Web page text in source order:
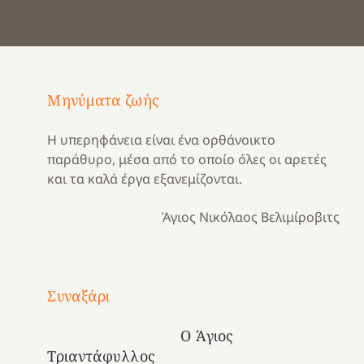
Μηνύματα ζωής
Η υπερηφάνεια είναι ένα ορθάνοικτο
παράθυρο, μέσα από το οποίο όλες οι αρετές
και τα καλά έργα εξανεμίζονται.
Άγιος Νικόλαος Βελιμίροβιτς
Συναξάρι
Ο Άγιος
Τριαντάφυλλος
Μια
και
Κατασκηνωτικές